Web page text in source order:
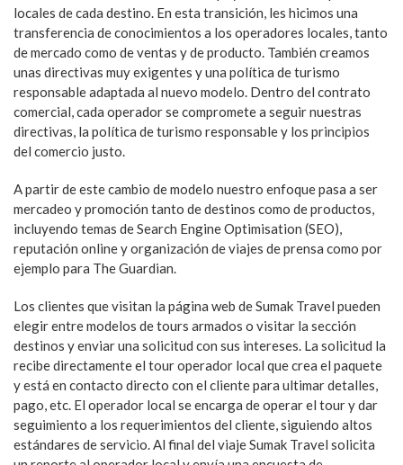
locales de cada destino. En esta transición, les hicimos una
transferencia de conocimientos a los operadores locales, tanto
de mercado como de ventas y de producto. También creamos
unas directivas muy exigentes y una política de turismo
responsable adaptada al nuevo modelo. Dentro del contrato
comercial, cada operador se compromete a seguir nuestras
directivas, la política de turismo responsable y los principios
del comercio justo.
A partir de este cambio de modelo nuestro enfoque pasa a ser
mercadeo y promoción tanto de destinos como de productos,
incluyendo temas de Search Engine Optimisation (SEO),
reputación online y organización de viajes de prensa como por
ejemplo para The Guardian.
Los clientes que visitan la página web de Sumak Travel pueden
elegir entre modelos de tours armados o visitar la sección
destinos y enviar una solicitud con sus intereses. La solicitud la
recibe directamente el tour operador local que crea el paquete
y está en contacto directo con el cliente para ultimar detalles,
pago, etc. El operador local se encarga de operar el tour y dar
seguimiento a los requerimientos del cliente, siguiendo altos
estándares de servicio. Al final del viaje Sumak Travel solicita